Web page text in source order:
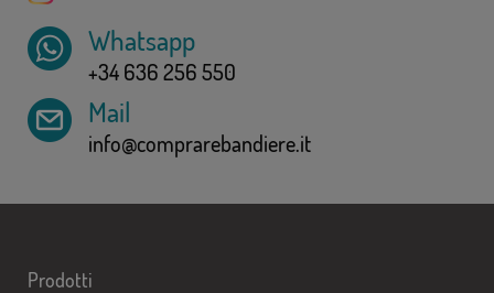
Whatsapp
+34 636 256 550
Mail
info@comprarebandiere.it
Prodotti